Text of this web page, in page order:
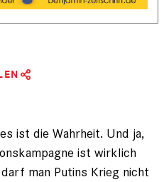
ist die Wahrheit. Und ja,
ist wirklich
man Putins Krieg nicht